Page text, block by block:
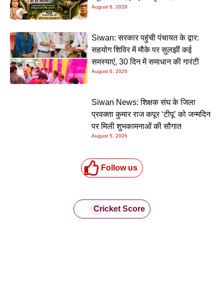
August 6, 2026
Siwan: सरकार पहुंची पंचायत के द्वार:
सहयोग शिविर में मौके पर सुलझीं कई
समस्याएं, 30 दिन में समाधान की गारंटी
August 6, 2026
Siwan News: शिक्षक संघ के जिला
प्रवक्ता कुमार राज कपूर ‘टीपू’ को जन्मदिन
पर मिली शुभकामनाओं की सौगात
August 5, 2026
Follow us
Cricket Score